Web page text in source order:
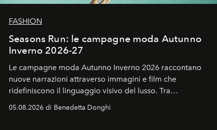
FASHION
Seasons Run: le campagne moda Autunno
Inverno 2026-27
Le campagne moda Autunno Inverno 2026 raccontano
nuove narrazioni attraverso immagini e film che
ridefiniscono il linguaggio visivo del lusso. Tra
protagonisti del cinema, volti della cultura
contemporanea e storytelling d'autore, le maison
05.08.2026 di Benedetta Donghi